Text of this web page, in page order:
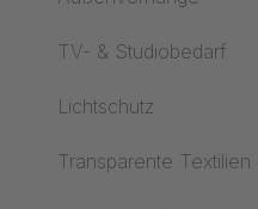
Projektionsfolien ABC
Projektionstextilien
TV- & Studiobedarf
Lichtschutz
Transparente Textilien